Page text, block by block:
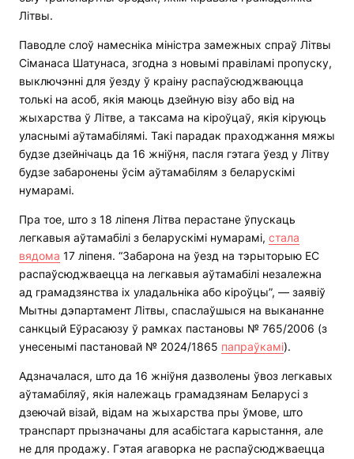
Літвы.
Паводле слоў намесніка міністра замежных спраў Літвы
Сіманаса Шатунаса, згодна з новымі правіламі пропуску,
выключэнні для ўезду ў краіну распаўсюджваюцца
толькі на асоб, якія маюць дзейную візу або від на
жыхарства ў Літве, а таксама на кіроўцаў, якія кіруюць
уласнымі аўтамабілямі. Такі парадак праходжання мяжы
будзе дзейнічаць да 16 жніўня, пасля гэтага ўезд у Літву
будзе забаронены ўсім аўтамабілям з беларускімі
нумарамі.
Пра тое, што з 18 ліпеня Літва перастане ўпускаць
легкавыя аўтамабілі з беларускімі нумарамі, стала
вядома 17 ліпеня. “Забарона на ўезд на тэрыторыю ЕС
распаўсюджваецца на легкавыя аўтамабілі незалежна
ад грамадзянства іх уладальніка або кіроўцы”, — заявіў
Мытны дэпартамент Літвы, спаслаўшыся на выкананне
санкцый Еўрасаюзу ў рамках пастановы № 765/2006 (з
унесенымі пастановай № 2024/1865 папраўкамі).
Адзначалася, што да 16 жніўня дазволены ўвоз легкавых
аўтамабіляў, якія належаць грамадзянам Беларусі з
дзеючай візай, відам на жыхарства пры ўмове, што
транспарт прызначаны для асабістага карыстання, але
не для продажу. Гэтая агаворка не распаўсюджваецца